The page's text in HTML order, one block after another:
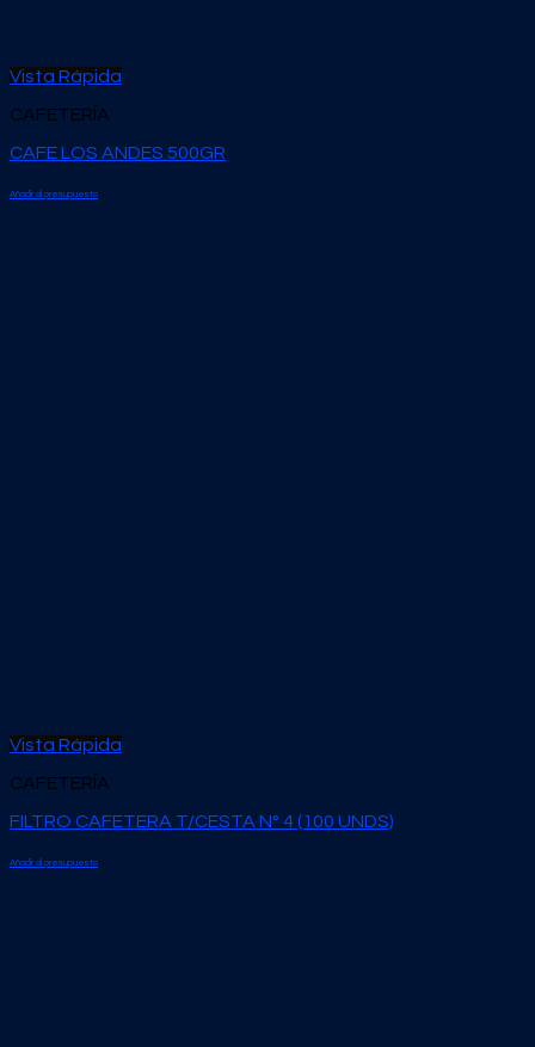
Vista Rápida
CAFETERÍA
CAFE LOS ANDES 500GR
Añadir al presupuesto
Vista Rápida
CAFETERÍA
FILTRO CAFETERA T/CESTA N° 4 (100 UNDS)
Añadir al presupuesto